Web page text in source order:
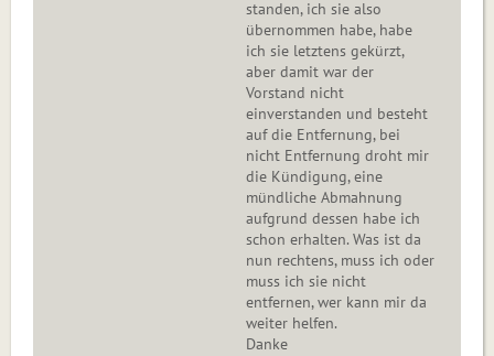
standen, ich sie also
übernommen habe, habe
ich sie letztens gekürzt,
aber damit war der
Vorstand nicht
einverstanden und besteht
auf die Entfernung, bei
nicht Entfernung droht mir
die Kündigung, eine
mündliche Abmahnung
aufgrund dessen habe ich
schon erhalten. Was ist da
nun rechtens, muss ich oder
muss ich sie nicht
entfernen, wer kann mir da
weiter helfen.
Danke